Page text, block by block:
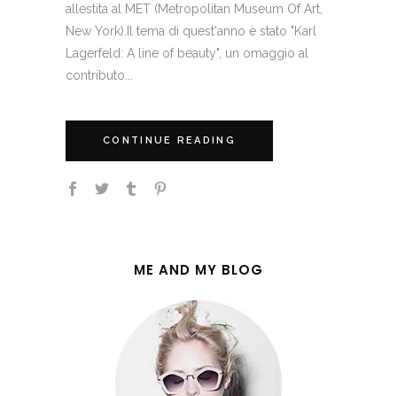
allestita al MET (Metropolitan Museum Of Art,
New York).Il tema di quest'anno è stato "Karl
Lagerfeld: A line of beauty", un omaggio al
contributo...
CONTINUE READING
ME AND MY BLOG